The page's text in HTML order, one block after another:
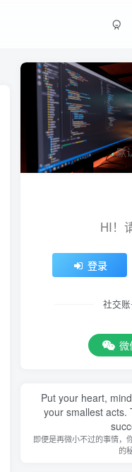
HI！
登录
社交
微
Put your heart,
your smallest acts.
即便是再微小不过的事情，
的